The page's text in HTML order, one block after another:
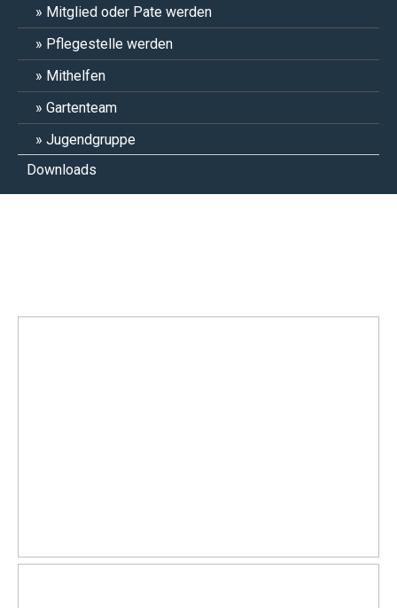
Mitglied oder Pate werden
Pflegestelle werden
Mithelfen
Gartenteam
Jugendgruppe
Downloads